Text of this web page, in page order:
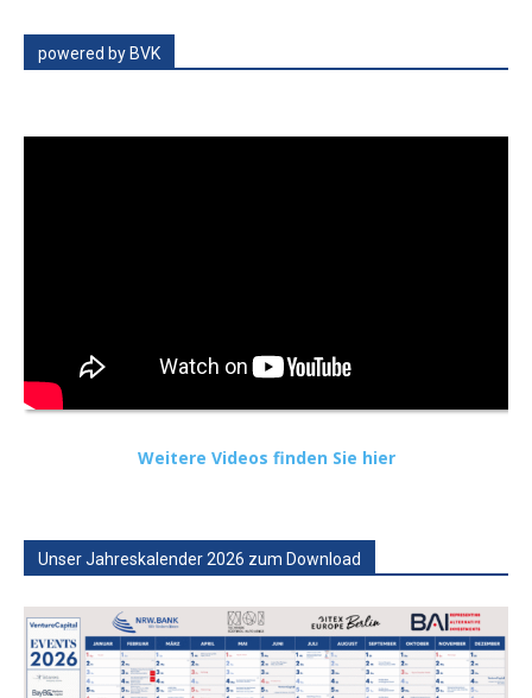
powered by BVK
Weitere Videos finden Sie hier
Unser Jahreskalender 2026 zum Download